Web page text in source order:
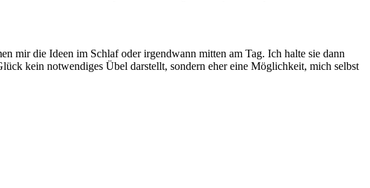
mir die Ideen im Schlaf oder irgendwann mitten am Tag. Ich halte sie dann
kein notwendiges Übel darstellt, sondern eher eine Möglichkeit, mich selbst